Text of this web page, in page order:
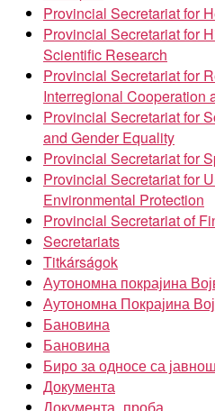
Provincial Secretariat for
Provincial Secretariat for
Scientific Research
Provincial Secretariat for
Interregional Cooperation
Provincial Secretariat for
and Gender Equality
Provincial Secretariat for
Provincial Secretariat for
Environmental Protection
Provincial Secretariat of
Secretariats
Titkárságok
Аутономна покрајина
Аутономна Покрајина
Бановина
Бановина
Биро за односе са
Документа